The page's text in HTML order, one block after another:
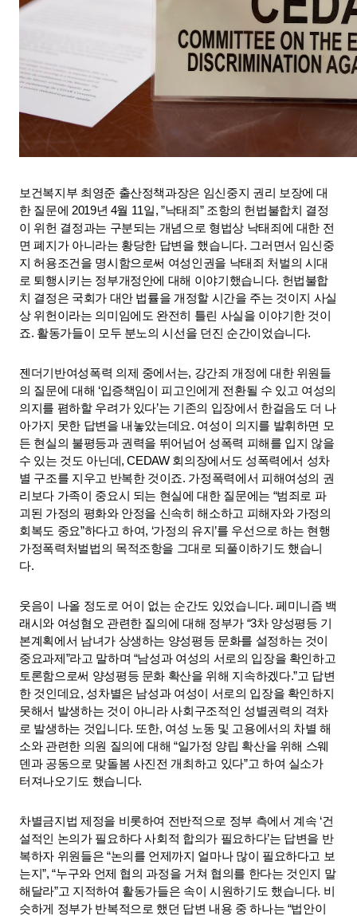
보건복지부 최영준 출산정책과장은 임신중지 권리 보장에 대
한 질문에 2019년 4월 11일, ”낙태죄” 조항의 헌법불합치 결정
이 위헌 결정과는 구분되는 개념으로 형법상 낙태죄에 대한 전
면 폐지가 아니라는 황당한 답변을 했습니다. 그러면서 임신중
지 허용조건을 명시함으로써 여성인권을 낙태죄 처벌의 시대
로 퇴행시키는 정부개정안에 대해 이야기했습니다. 헌법불합
치 결정은 국회가 대안 법률을 개정할 시간을 주는 것이지 사실
상 위헌이라는 의미임에도 완전히 틀린 사실을 이야기한 것이
죠. 활동가들이 모두 분노의 시선을 던진 순간이었습니다.
젠더기반여성폭력 의제 중에서는, 강간죄 개정에 대한 위원들
의 질문에 대해 ‘입증책임이 피고인에게 전환될 수 있고 여성의
의지를 폄하할 우려가 있다’는 기존의 입장에서 한걸음도 더 나
아가지 못한 답변을 내놓았는데요. 여성이 의지를 발휘하면 모
든 현실의 불평등과 권력을 뛰어넘어 성폭력 피해를 입지 않을
수 있는 것도 아닌데, CEDAW 회의장에서도 성폭력에서 성차
별 구조를 지우고 반복한 것이죠. 가정폭력에서 피해여성의 권
리보다 가족이 중요시 되는 현실에 대한 질문에는 “범죄로 파
괴된 가정의 평화와 안정을 신속히 해소하고 피해자와 가정의
회복도 중요”하다고 하여, ‘가정의 유지’를 우선으로 하는 현행
가정폭력처벌법의 목적조항을 그대로 되풀이하기도 했습니
다.
웃음이 나올 정도로 어이 없는 순간도 있었습니다. 페미니즘 백
래시와 여성혐오 관련한 질의에 대해 정부가 “3차 양성평등 기
본계획에서 남녀가 상생하는 양성평등 문화를 설정하는 것이
중요과제”라고 말하며 “남성과 여성의 서로의 입장을 확인하고
토론함으로써 양성평등 문화 확산을 위해 지속하겠다.”고 답변
한 것인데요, 성차별은 남성과 여성이 서로의 입장을 확인하지
못해서 발생하는 것이 아니라 사회구조적인 성별권력의 격차
로 발생하는 것입니다. 또한, 여성 노동 및 고용에서의 차별 해
소와 관련한 의원 질의에 대해 “일가정 양립 확산을 위해 스웨
덴과 공동으로 맞돌봄 사진전 개최하고 있다”고 하여 실소가
터져나오기도 했습니다.
차별금지법 제정을 비롯하여 전반적으로 정부 측에서 계속 ‘건
설적인 논의가 필요하다 사회적 합의가 필요하다’는 답변을 반
복하자 위원들은 “논의를 언제까지 얼마나 많이 필요하다고 보
는지”, “누구와 언제 협의 과정을 거쳐 협의를 한다는 것인지 말
해달라”고 지적하여 활동가들은 속이 시원하기도 했습니다. 비
슷하게 정부가 반복적으로 했던 답변 내용 중 하나는 “법안이